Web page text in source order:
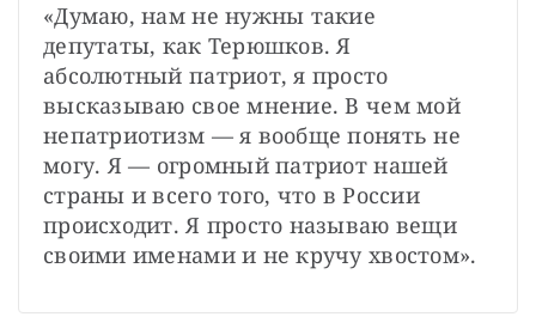
«Думаю, нам не нужны такие
депутаты, как Терюшков. Я
абсолютный патриот, я просто
высказываю свое мнение. В чем мой
непатриотизм — я вообще понять не
могу. Я — огромный патриот нашей
страны и всего того, что в России
происходит. Я просто называю вещи
своими именами и не кручу хвостом».